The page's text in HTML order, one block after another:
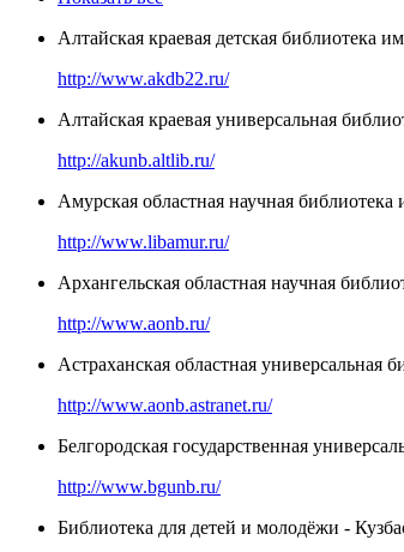
Алтайская краевая детская библиотека
http://www.akdb22.ru/
Алтайская краевая универсальная
http://akunb.altlib.ru/
Амурская областная научная
http://www.libamur.ru/
Архангельская областная научная
http://www.aonb.ru/
Астраханская областная
http://www.aonb.astranet.ru/
Белгородская государственная
http://www.bgunb.ru/
Библиотека для детей и молодёжи -